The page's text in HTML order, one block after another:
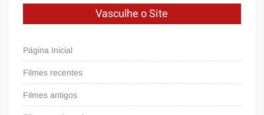
Vasculhe o Site
Página Inicial
Filmes recentes
Filmes antigos